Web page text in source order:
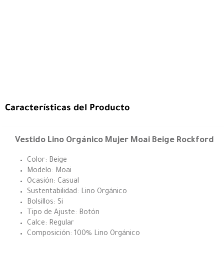
Características del Producto
Vestido Lino Orgánico Mujer Moai Beige Rockford
Color: Beige
Modelo: Moai
Ocasión: Casual
Sustentabilidad: Lino Orgánico
Bolsillos: Si
Tipo de Ajuste: Botón
Calce: Regular
Composición: 100% Lino Orgánico